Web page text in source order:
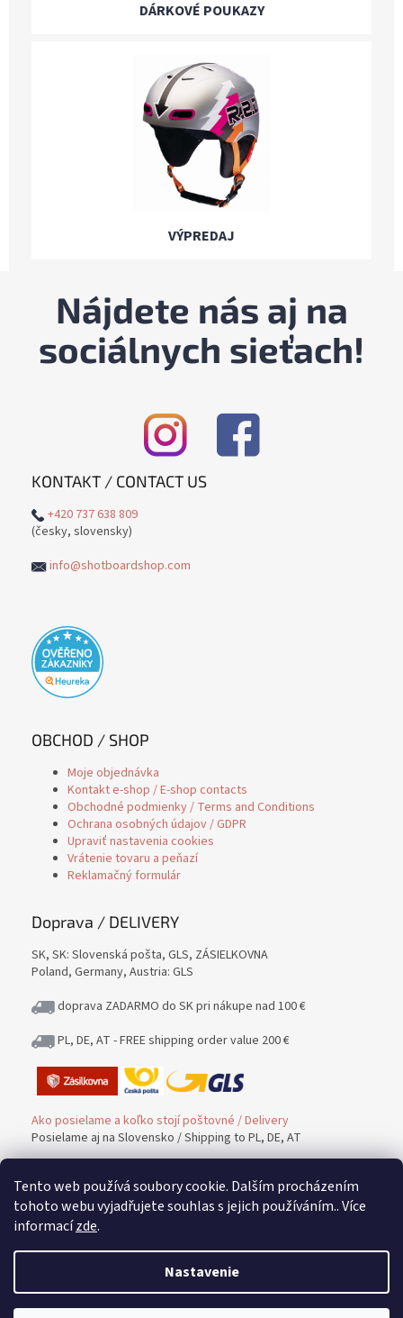
Tento web používá soubory cookie. Dalším procházením
tohoto webu vyjadřujete souhlas s jejich používáním.. Více
informacízde.
Nastavenie
DÁRKOVÉ POUKAZY
VÝPREDAJ
Nájdete nás aj na
sociálnych sieťach!
KONTAKT / CONTACT US
+420 737 638 809
(česky, slovensky)
info@shotboardshop.com
OBCHOD / SHOP
Moje objednávka
Kontakt e-shop / E-shop contacts
Obchodné podmienky / Terms and Conditions
Ochrana osobných údajov / GDPR
Upraviť nastavenia cookies
Vrátenie tovaru a peňazí
Reklamačný formulár
Doprava / DELIVERY
SK, SK: Slovenská pošta, GLS, ZÁSIELKOVNA
Poland, Germany, Austria: GLS
doprava ZADARMO do SK pri nákupe nad 100 €
PL, DE, AT - FREE shipping order value 200 €
Ako posielame a koľko stojí poštovné / Delivery
Posielame aj na Slovensko / Shipping to PL, DE, AT
Platba / PAYMENT
Možnosť platby / Payment methods